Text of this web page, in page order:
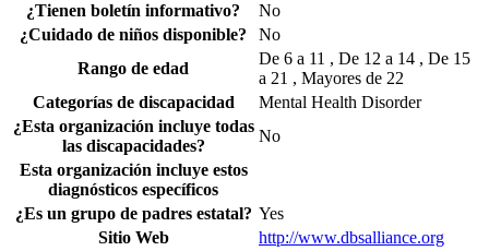
¿Tienen boletín informativo?
No
¿Cuidado de niños disponible?
No
Rango de edad
De 6 a 11 , De 12 a 14 , De 15
a 21 , Mayores de 22
Categorías de discapacidad
Mental Health Disorder
¿Esta organización incluye todas
las discapacidades?
No
Esta organización incluye estos
diagnósticos específicos
¿Es un grupo de padres estatal? Yes
Sitio Web
http://www.dbsalliance.org